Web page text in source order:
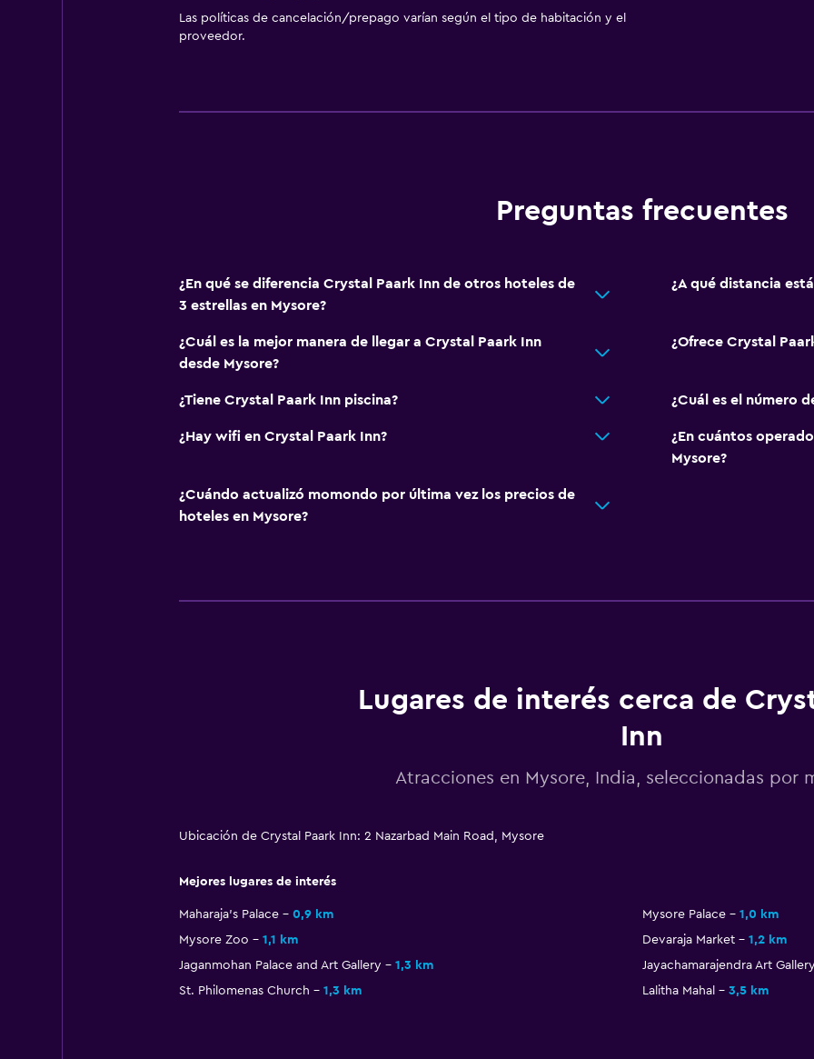
Las políticas de cancelación/prepago varían según el tipo de habitación y el
proveedor.
Preguntas frecuentes
¿En qué se diferencia Crystal Paark Inn de otros hoteles de
3 estrellas en Mysore?
¿A qué distancia
¿Cuál es la mejor manera de llegar a Crystal Paark Inn
desde Mysore?
¿Ofrece Crystal
¿Tiene Crystal Paark Inn piscina? ¿Cuál es el número
¿Hay wifi en Crystal Paark Inn?
¿En cuántos
Mysore?
¿Cuándo actualizó momondo por última vez los precios de
hoteles en Mysore?
Lugares de interés cerca de
Inn
Atracciones en Mysore, India, seleccionadas por
Ubicación de Crystal Paark Inn: 2 Nazarbad Main Road, Mysore
Mejores lugares de interés
Maharaja's Palace 0,9 km Mysore Palace
1,0 km
Mysore Zoo
1,1 km Devaraja Market
1,2 km
Jaganmohan Palace and Art Gallery
1,3 km Jayachamarajendra Art Gallery
St. Philomenas Church
1,3 km Lalitha Mahal 3,5 km